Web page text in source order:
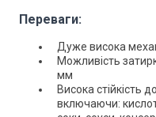
Переваги:
Дуже висока
Можливість
мм
Висока стійкість
включаючи: